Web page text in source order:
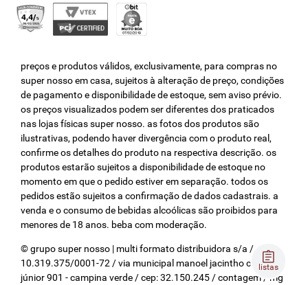
listas
preços e produtos válidos, exclusivamente, para compras no
super nosso em casa, sujeitos à alteração de preço, condições
de pagamento e disponibilidade de estoque, sem aviso prévio.
os preços visualizados podem ser diferentes dos praticados
nas lojas físicas super nosso. as fotos dos produtos são
ilustrativas, podendo haver divergência com o produto real,
confirme os detalhes do produto na respectiva descrição. os
produtos estarão sujeitos a disponibilidade de estoque no
momento em que o pedido estiver em separação. todos os
pedidos estão sujeitos a confirmação de dados cadastrais. a
venda e o consumo de bebidas alcoólicas são proibidos para
menores de 18 anos. beba com moderação.
© grupo super nosso | multi formato distribuidora s/a / cnpj:
10.319.375/0001-72 / via municipal manoel jacintho coelho
júnior 901 - campina verde / cep: 32.150.245 / contagem / mg